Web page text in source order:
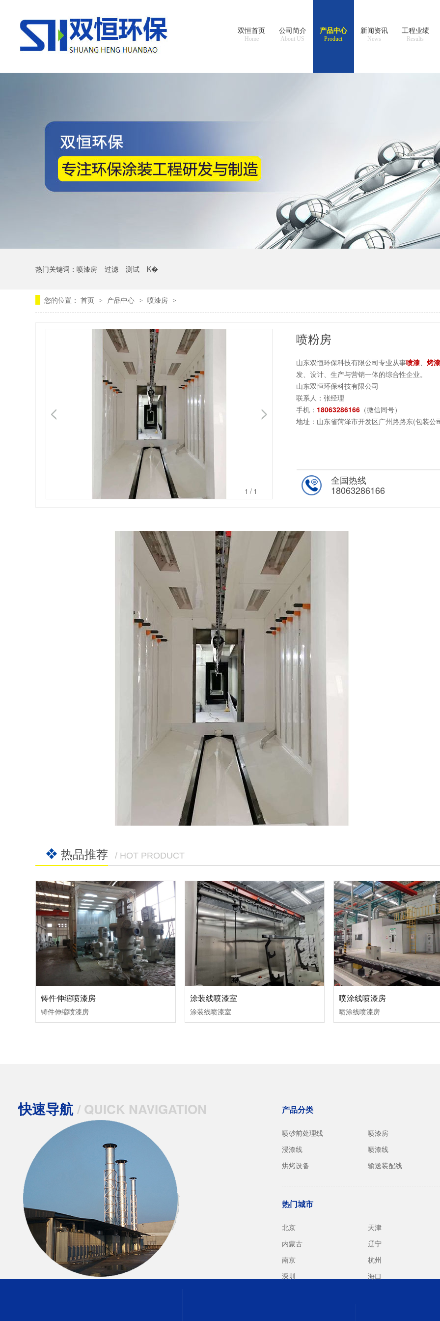
双恒首页
Home
公司简介
About US
产品中心
Product
新闻资讯
News
工程业绩
Results
热门关键词： 喷漆房 过滤 测试 K�
您的位置： 首页 > 产品中心 > 喷漆房 >
1/1
喷粉房
山东双恒环保科技有限公司专业从事喷漆、烤
发、设计、生产与营销一体的综合性企业。
山东双恒环保科技有限公司
联系人：张经理
手机： 18063286166 （微信同号）
地址：山东省菏泽市开发区广州路路东(包装公
全国热线
18063286166
热品推荐 / HOT PRODUCT
铸件伸缩喷漆房
铸件伸缩喷漆房
涂装线喷漆室
涂装线喷漆室
喷涂线喷漆房
喷涂线喷漆房
产品分类
喷砂前处理线
喷漆房
浸漆线
喷漆线
烘烤设备
输送装配线
热门城市
北京
天津
内蒙古
辽宁
南京
杭州
深圳
海口
快速导航/ QUICK NAVIGATION